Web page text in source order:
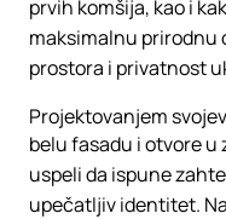
prvih komšija, kao i
maksimalnu
prostora i privatnost
Projektovanjem
belu fasadu i otvore u
uspeli da ispune
upečatljiv identitet.